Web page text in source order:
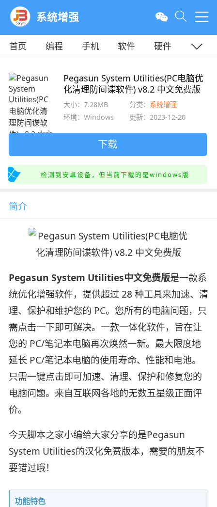
系统增强
首页 编程 手机 软件
硬件
Pegasun System Utilities(PC电脑优
化清理防间谍软件) v8.2 中文免费版
大小：7.28MB 分类： 系统增强
环境：Windows
更新：2023-12-20
下载
检测到安卓设备，但当前下载的是windows版
简介
Pegasun System Utilities中文免费版是一款系
统优化增强软件，提供超过 28 种工具来加速、清
理、保护和维护您的 PC。您所有的电脑问题，只
需点击一下即可解决。一款一体化软件，旨在让
您的 PC/笔记本电脑再次焕然一新。最大限度地
延长 PC/笔记本电脑的使用寿命、性能和电池。
只需一键点击即可加速、清理、保护和修复您的
电脑问题。来自互联网各地的无数五星级正面评
价。
今天脚本之家小编给大家分享的是Pegasun
System Utilities的汉化免费版本，需要的朋友不
要错过哦！
功能特色